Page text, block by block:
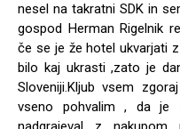
nesel na takratni SDK in
gospod Herman Rigelnik
če se je že hotel ukvarjati
bilo kaj ukrasti ,zato je
Sloveniji.Kljub vsem
vseno pohvalim , da je